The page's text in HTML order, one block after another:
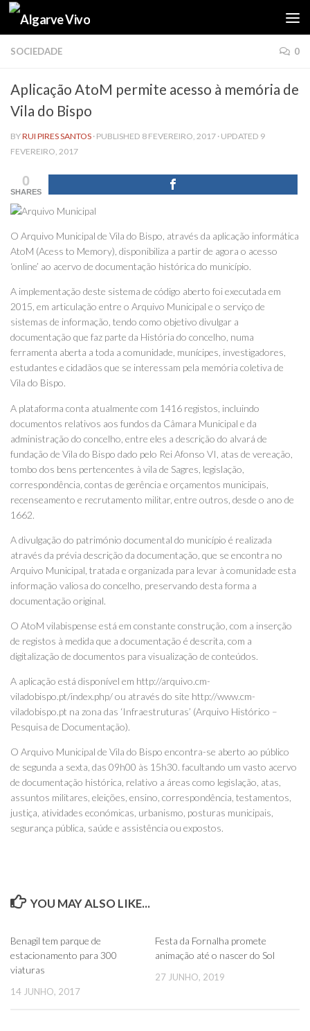
Skip to content
SOCIEDADE 0
Aplicação AtoM permite acesso à memória de
Vila do Bispo
BYRUI PIRES SANTOS · PUBLISHED 8 FEVEREIRO, 2017 · UPDATED 9
FEVEREIRO, 2017
0
SHARES
O Arquivo Municipal de Vila do Bispo, através da aplicação informática
AtoM (Acess to Memory), disponibiliza a partir de agora o acesso
‘online’ ao acervo de documentação histórica do município.
A implementação deste sistema de código aberto foi executada em
2015, em articulação entre o Arquivo Municipal e o serviço de
sistemas de informação, tendo como objetivo divulgar a
documentação que faz parte da História do concelho, numa
ferramenta aberta a toda a comunidade, munícipes, investigadores,
estudantes e cidadãos que se interessam pela memória coletiva de
Vila do Bispo.
A plataforma conta atualmente com 1416 registos, incluindo
documentos relativos aos fundos da Câmara Municipal e da
administração do concelho, entre eles a descrição do alvará de
fundação de Vila do Bispo dado pelo Rei Afonso VI, atas de vereação,
tombo dos bens pertencentes à vila de Sagres, legislação,
correspondência, contas de gerência e orçamentos municipais,
recenseamento e recrutamento militar, entre outros, desde o ano de
1662.
A divulgação do património documental do município é realizada
através da prévia descrição da documentação, que se encontra no
Arquivo Municipal, tratada e organizada para levar à comunidade esta
informação valiosa do concelho, preservando desta forma a
documentação original.
O AtoM vilabispense está em constante construção, com a inserção
de registos à medida que a documentação é descrita, com a
digitalização de documentos para visualização de conteúdos.
A aplicação está disponível em http://arquivo.cm-
viladobispo.pt/index.php/ ou através do site http://www.cm-
viladobispo.pt na zona das ‘Infraestruturas’ (Arquivo Histórico –
Pesquisa de Documentação).
O Arquivo Municipal de Vila do Bispo encontra-se aberto ao público
de segunda a sexta, das 09h00 às 15h30. facultando um vasto acervo
de documentação histórica, relativo a áreas como legislação, atas,
assuntos militares, eleições, ensino, correspondência, testamentos,
justiça, atividades económicas, urbanismo, posturas municipais,
segurança pública, saúde e assistência ou expostos.
YOU MAY ALSO LIKE...
Benagil tem parque de
estacionamento para 300
viaturas
14 JUNHO, 2017
Festa da Fornalha promete
animação até o nascer do Sol
27 JUNHO, 2019